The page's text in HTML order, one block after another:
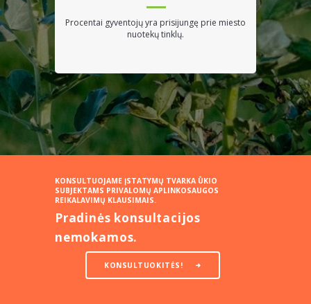
procentai gyventojų yra prisijungę prie miesto
nuotekų tinklų.
KONSULTUOJAME ĮSTATYMŲ TVARKA ŪKIO
SUBJEKTAMS PRIVALOMŲ APLINKOSAUGOS
REIKALAVIMŲ KLAUSIMAIS.
Pradinės konsultacijos
nemokamos.
KONSULTUOKITĖS!